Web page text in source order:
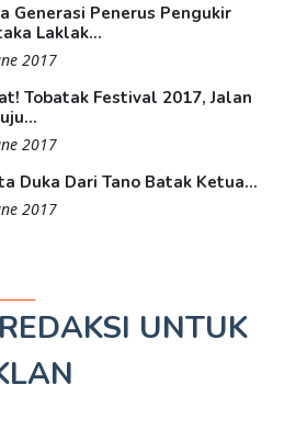
Generasi Penerus Pengukir
Laklak...
2017
Tobatak Festival 2017, Jalan
2017
Duka Dari Tano Batak Ketua...
2017
UNTUK